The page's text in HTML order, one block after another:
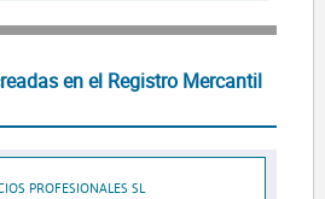
en el Registro Mercantil
PROFESIONALES SL